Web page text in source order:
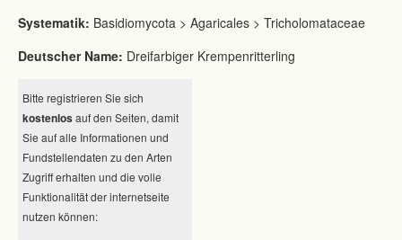
Systematik: Basidiomycota > Agaricales > Tricholomataceae
Deutscher Name: Dreifarbiger Krempenritterling
Bitte registrieren Sie sich
kostenlos auf den Seiten, damit
Sie auf alle Informationen und
Fundstellendaten zu den Arten
Zugriff erhalten und die volle
Funktionalität der internetseite
nutzen können: